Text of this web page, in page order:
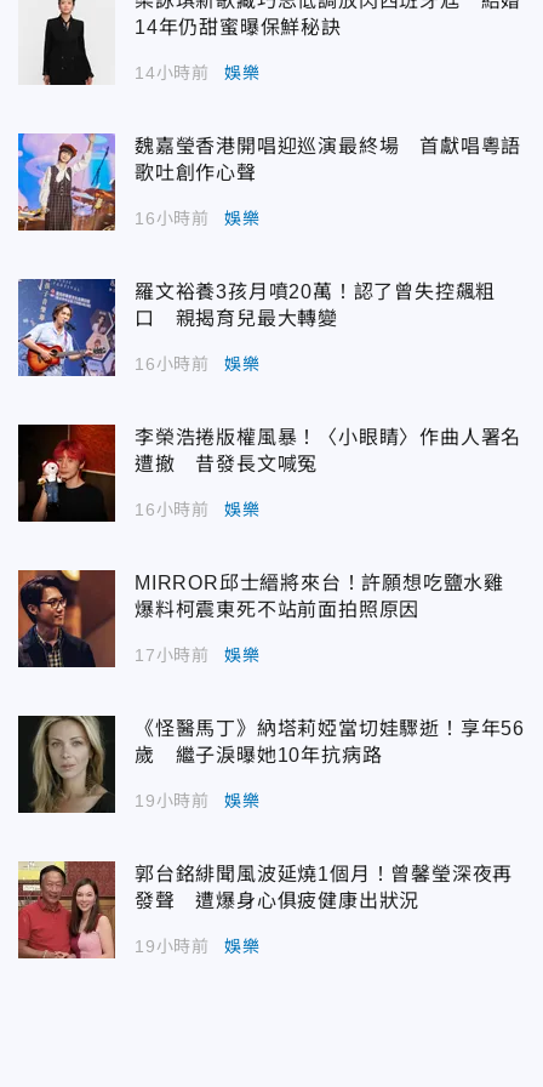
14年仍甜蜜曝保鮮秘訣
14小時前 娛樂
魏嘉瑩香港開唱迎巡演最終場 首獻唱粵語
歌吐創作心聲
16小時前 娛樂
羅文裕養3孩月噴20萬！認了曾失控飆粗
口 親揭育兒最大轉變
16小時前 娛樂
李榮浩捲版權風暴！〈小眼睛〉作曲人署名
遭撤 昔發長文喊冤
16小時前 娛樂
MIRROR邱士縉將來台！許願想吃鹽水雞
爆料柯震東死不站前面拍照原因
17小時前 娛樂
《怪醫馬丁》納塔莉婭當切娃驟逝！享年56
歲 繼子淚曝她10年抗病路
19小時前 娛樂
郭台銘緋聞風波延燒1個月！曾馨瑩深夜再
發聲 遭爆身心俱疲健康出狀況
19小時前 娛樂